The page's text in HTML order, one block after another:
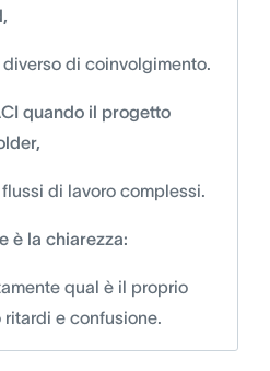
di coinvolgimento.
quando il progetto
di lavoro complessi.
è la chiarezza:
qual è il proprio
e confusione.